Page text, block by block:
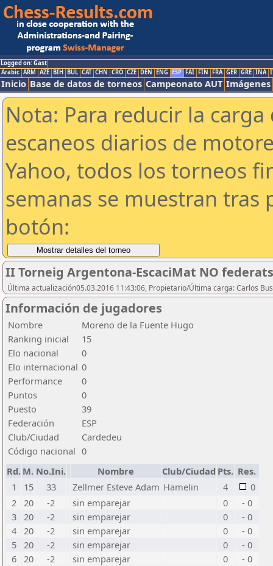
Logged on: Gast
Arabic ARM AZE BIH BUL CAT CHN CRO CZE DEN ENG ESP FAI FIN FRA GER GRE INA
Inicio Base de datos de torneos Campeonato AUT Imágenes
Nota: Para reducir la
escaneos diarios de
Yahoo, todos los torneos
semanas se muestran tras
botón:
II Torneig Argentona-EscaciMat NO
Última actualización05.03.2016 11:43:06, Propietario/Última carga: Carlos
Información de jugadores
Nombre
Moreno de la Fuente Hugo
Ranking inicial
15
Elo nacional
0
Elo internacional 0
Performance
0
Puntos
0
Puesto
39
Federación
ESP
Club/Ciudad
Cardedeu
Código nacional 0
Rd. M. No.Ini. Nombre Club/Ciudad Pts. Res.
1
15 33 Zellmer Esteve Adam Hamelin 4
0
2 20 -2 sin emparejar 0
- 0
3 20 -2 sin emparejar 0
- 0
4 20 -2 sin emparejar 0
- 0
5 20 -2 sin emparejar 0
- 0
6 20 -2 sin emparejar 0
- 0